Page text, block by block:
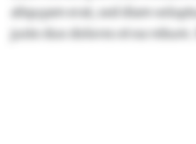
aliquyam erat, sed diam
justo duo dolores et ea rebum.